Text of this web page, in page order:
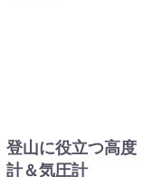
登山に役立つ高度
計＆気圧計